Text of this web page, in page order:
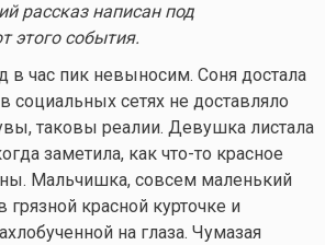
рассказ написан под
этого события.
в час пик невыносим. Соня достала
социальных сетях не доставляло
таковы реалии. Девушка листала
заметила, как что-то красное
Мальчишка, совсем маленький
грязной красной курточке и
на глаза. Чумазая